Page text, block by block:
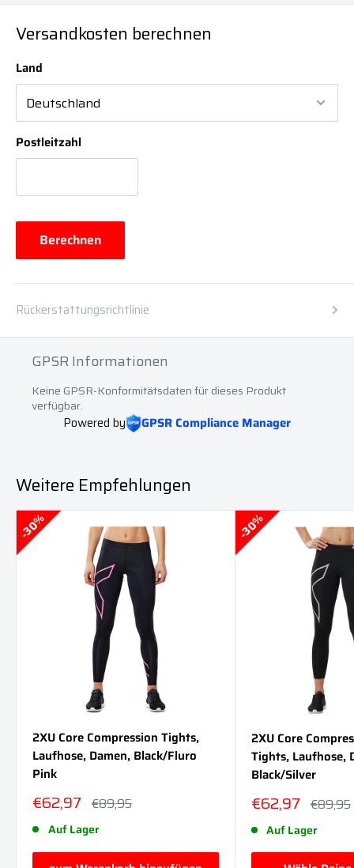
Versandkosten berechnen
Land
Postleitzahl
Berechnen
Rückerstattungsrichtlinie
GPSR Informationen
Keine GPSR-Konformitätsdaten für dieses Produkt
verfügbar.
Powered by GPSR Compliance Manager
Weitere Empfehlungen
30%
2XU Core Compression Tights,
Laufhose, Damen, Black/Fluro
Pink
Sonderpreis
€62,97 Normalpreis
€89,95
Auf Lager
30%
2XU Core
Tights, Laufhose,
Black/Silver
Sonderpreis
€62,97 €89,95
Auf Lager